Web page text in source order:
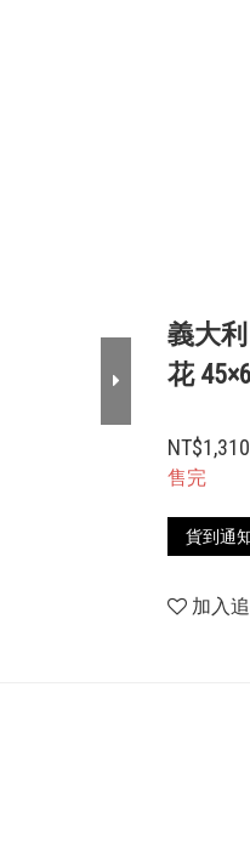
義大利
花
NT$1,310
售完
貨到通
加入